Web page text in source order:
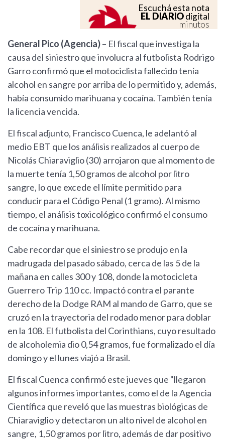
Escuchá esta nota
EL DIARIOdigital
minutos
General Pico (Agencia)– El fiscal que investiga la
causa del siniestro que involucra al futbolista Rodrigo
Garro confirmó que el motociclista fallecido tenía
alcohol en sangre por arriba de lo permitido y, además,
había consumido marihuana y cocaína. También tenía
la licencia vencida.
El fiscal adjunto, Francisco Cuenca, le adelantó al
medio EBT que los análisis realizados al cuerpo de
Nicolás Chiaraviglio (30) arrojaron que al momento de
la muerte tenía 1,50 gramos de alcohol por litro
sangre, lo que excede el límite permitido para
conducir para el Código Penal (1 gramo). Al mismo
tiempo, el análisis toxicológico confirmó el consumo
de cocaína y marihuana.
Cabe recordar que el siniestro se produjo en la
madrugada del pasado sábado, cerca de las 5 de la
mañana en calles 300 y 108, donde la motocicleta
Guerrero Trip 110 cc. Impactó contra el parante
derecho de la Dodge RAM al mando de Garro, que se
cruzó en la trayectoria del rodado menor para doblar
en la 108. El futbolista del Corinthians, cuyo resultado
de alcoholemia dio 0,54 gramos, fue formalizado el día
domingo y el lunes viajó a Brasil.
El fiscal Cuenca confirmó este jueves que "llegaron
algunos informes importantes, como el de la Agencia
Científica que reveló que las muestras biológicas de
Chiaraviglio y detectaron un alto nivel de alcohol en
sangre, 1,50 gramos por litro, además de dar positivo